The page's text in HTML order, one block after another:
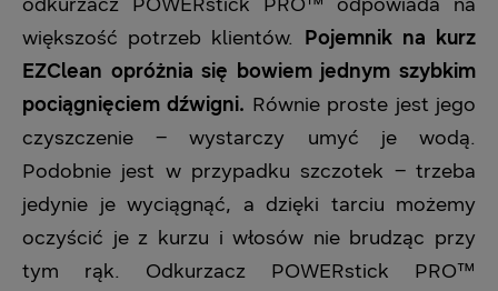
większość potrzeb klientów. Pojemnik na kurz
EZClean opróżnia się bowiem jednym szybkim
pociągnięciem dźwigni. Równie proste jest jego
czyszczenie – wystarczy umyć je wodą.
Podobnie jest w przypadku szczotek – trzeba
jedynie je wyciągnąć, a dzięki tarciu możemy
oczyścić je z kurzu i włosów nie brudząc przy
tym rąk. Odkurzacz POWERstick PRO™